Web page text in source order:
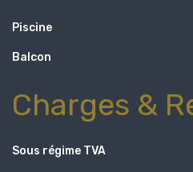
Piscine
Balcon
Charges &
Sous régime TVA